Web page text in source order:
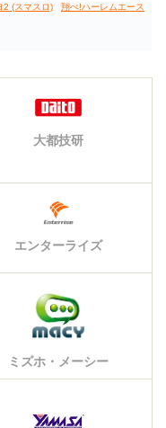
2 (スマスロ) 翔べ!ハーレムエース
大都技研
エンターライズ
ミズホ・メーシー